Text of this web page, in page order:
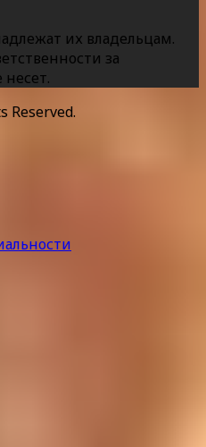
их владельцам.
за
Reserved.